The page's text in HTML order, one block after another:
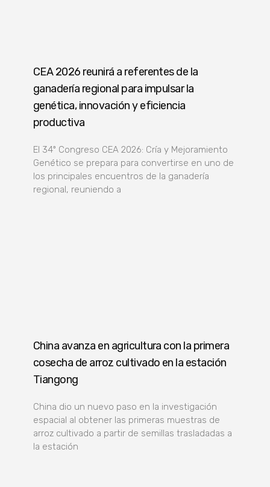
CEA 2026 reunirá a referentes de la
ganadería regional para impulsar la
genética, innovación y eficiencia
productiva
El 34º Congreso CEA 2026: Cría y Mejoramiento
Genético se prepara para convertirse en uno de
los principales encuentros de la ganadería
regional, reuniendo a
China avanza en agricultura con la primera
cosecha de arroz cultivado en la estación
Tiangong
China dio un nuevo paso en la investigación
espacial al obtener las primeras muestras de
arroz cultivado a partir de semillas trasladadas a
la estación